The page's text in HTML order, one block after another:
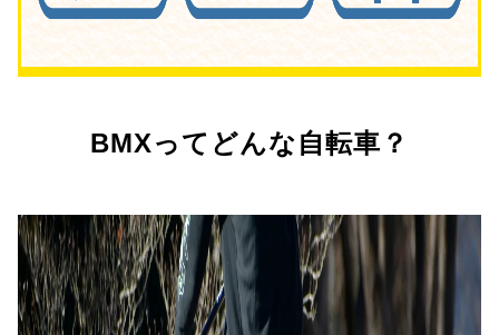
BMXってどんな自転車？